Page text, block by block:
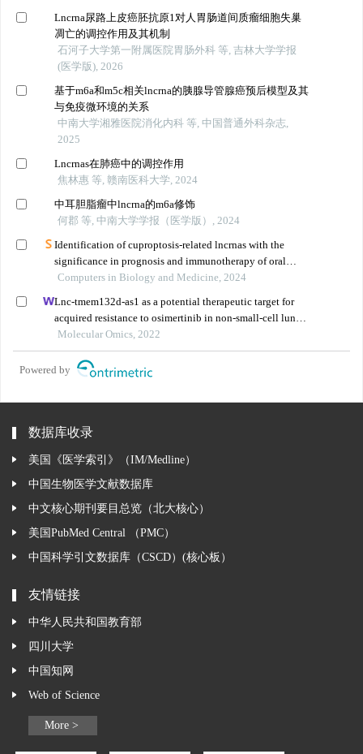
Lncrna尿路上皮癌胚抗原1对人胃肠道间质瘤细胞失巢
凋亡的调控作用及其机制
石河子大学第一附属医院胃肠外科 等, 吉林大学学报
(医学版), 2026
基于m6a和m5c相关lncrna的胰腺导管腺癌预后模型及其
与免疫微环境的关系
中南大学湘雅医院消化内科 等, 中国普通外科杂志,
2025
Lncrnas在肺癌中的调控作用
焦林惠 等, 赣南医科大学, 2024
中耳胆脂瘤中lncrna的m6a修饰
何郡 等, 中南大学学报（医学版）, 2024
Identification of cuproptosis-related lncrnas with the
significance in prognosis and immunotherapy of oral
squamous cell carcinoma
Computers in Biology and Medicine, 2024
Lnc-tmem132d-as1 as a potential therapeutic target for
acquired resistance to osimertinib in non-small-cell lung
cancer
Molecular Omics, 2022
Powered by
数据库收录
美国《医学索引》（IM/Medline）
中国生物医学文献数据库
中文核心期刊要目总览（北大核心）
美国PubMed Central （PMC）
中国科学引文数据库（CSCD）(核心板）
友情链接
中华人民共和国教育部
四川大学
中国知网
Web of Science
More >